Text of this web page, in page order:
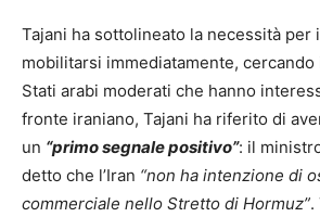
Tajani ha sottolineato la necessità per
mobilitarsi immediatamente,
Stati arabi moderati che hanno
fronte iraniano, Tajani ha riferito di
un “primo segnale positivo”: il
detto che l’Iran “non ha intenzione di
commerciale nello Stretto di Hormuz”.